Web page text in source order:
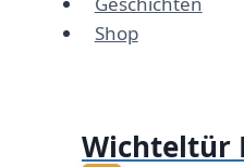
Shop
Wichteltür